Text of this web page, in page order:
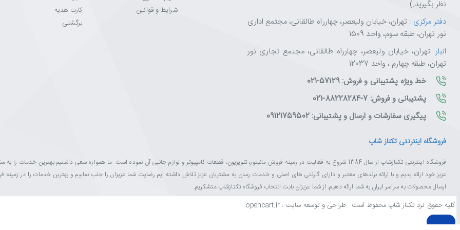
نظر بگیرید.)
دفتر مرکزی : تهران، خیابان ولیعصر، چهارراه طالقانی، مجتمع اداری
نور تهران، طبقه سوم، واحد 1509
انبار: تهران، خیابان ولیعصر، چهارراه طالقانی، مجتمع تجاری نور
تهران، طبقه چهارم ، واحد 12037
خط ویژه پشتیبانی و فروش: 57129-021
پشتیبانی و فروش: 7-88228284-021
پیگیری سفارشات و ارسال و پشتیبانی: 09121759502
شرایط و قوانین
کارت هدیه
برگشتی
فروشگاه اینترنتی تکتاز شاپ
فروشگاه اینترنتی تکتازشاپ از سال 1384 شروع به فعالیت در زمینه فروش مانیتور، تلویزیون، قطعات کامپیوتر و لوازم جانبی آن نموده است. ما همواره سعی داشتیم بهترین خدمات را
عزیز خود ارائه بدیم و با ارائه برندهای معتبر و دارای گارنتی های اصلی و خدمات رسان به مشتریان عزیز تلاش داشته ایم رضایت شما عزیزان را جلب نماییم و بهترین خدمات را در زمینه
ارسال محصولات به سراسر ایران به شما ارائه دهیم. از شما عزیزان بابت انتخاب فروشگاه تکتازشاپ متشکریم.
کلیه حقوق نزد تکتاز شاپ محفوظ است . طراحی و توسعه سایت : opencart.ir